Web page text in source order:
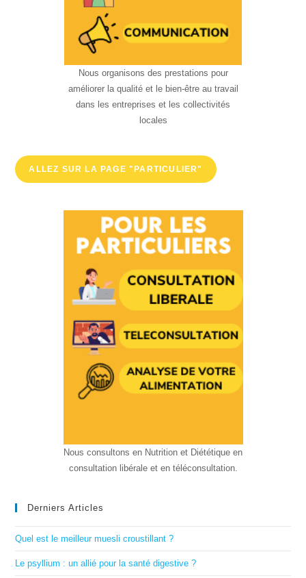
Nous organisons des prestations pour
améliorer la qualité et le bien-être au travail
dans les entreprises et les collectivités
locales
ALLEZ SUR LA PAGE "PARTICULIER"
Nous consultons en Nutrition et Diététique en
consultation libérale et en téléconsultation.
Derniers Articles
Quel est le meilleur muesli croustillant ?
Le psyllium : un allié pour la santé digestive ?